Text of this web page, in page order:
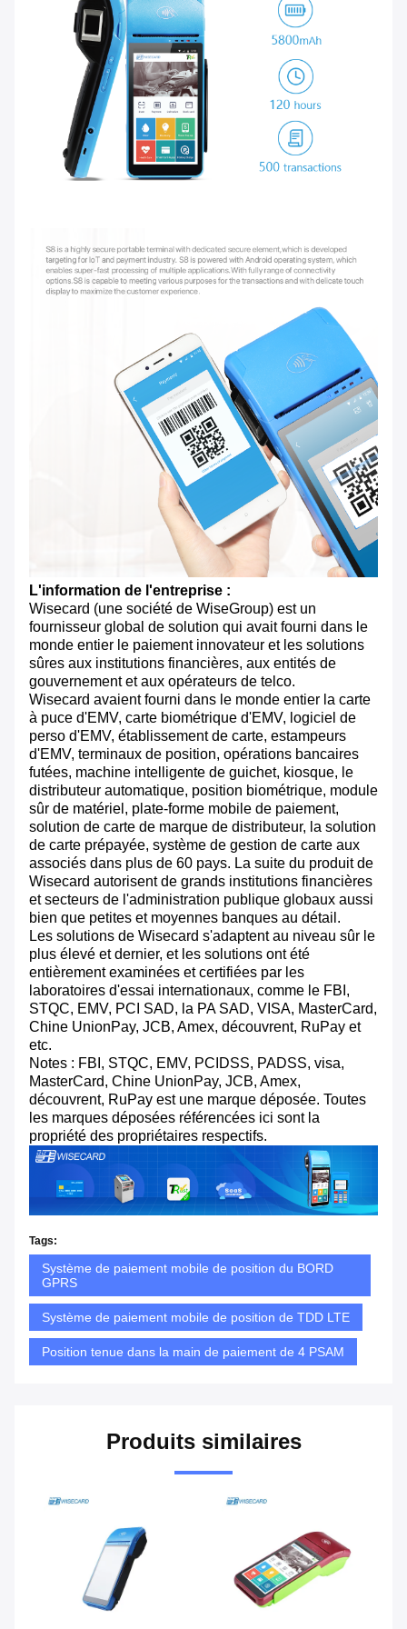
L'information de l'entreprise :
Wisecard (une société de WiseGroup) est un
fournisseur global de solution qui avait fourni dans le
monde entier le paiement innovateur et les solutions
sûres aux institutions financières, aux entités de
gouvernement et aux opérateurs de telco.
Wisecard avaient fourni dans le monde entier la carte
à puce d'EMV, carte biométrique d'EMV, logiciel de
perso d'EMV, établissement de carte, estampeurs
d'EMV, terminaux de position, opérations bancaires
futées, machine intelligente de guichet, kiosque, le
distributeur automatique, position biométrique, module
sûr de matériel, plate-forme mobile de paiement,
solution de carte de marque de distributeur, la solution
de carte prépayée, système de gestion de carte aux
associés dans plus de 60 pays. La suite du produit de
Wisecard autorisent de grands institutions financières
et secteurs de l'administration publique globaux aussi
bien que petites et moyennes banques au détail.
Les solutions de Wisecard s'adaptent au niveau sûr le
plus élevé et dernier, et les solutions ont été
entièrement examinées et certifiées par les
laboratoires d'essai internationaux, comme le FBI,
STQC, EMV, PCI SAD, la PA SAD, VISA, MasterCard,
Chine UnionPay, JCB, Amex, découvrent, RuPay et
etc.
Notes : FBI, STQC, EMV, PCIDSS, PADSS, visa,
MasterCard, Chine UnionPay, JCB, Amex,
découvrent, RuPay est une marque déposée. Toutes
les marques déposées référencées ici sont la
propriété des propriétaires respectifs.
Tags:
Système de paiement mobile de position du BORD
GPRS
Système de paiement mobile de position de TDD LTE
Position tenue dans la main de paiement de 4 PSAM
Produits similaires